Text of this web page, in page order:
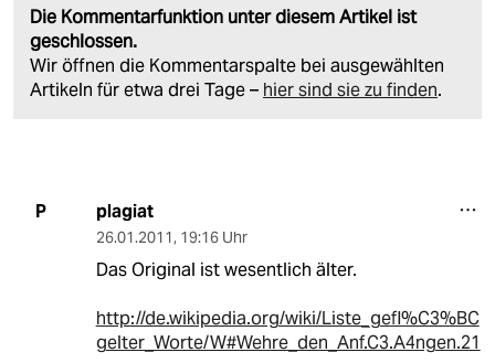
Die Kommentarfunktion unter diesem Artikel ist
geschlossen.
Wir öffnen die Kommentarspalte bei ausgewählten
Artikeln für etwa drei Tage – hier sind sie zu finden.
P plagiat
26.01.2011, 19:16 Uhr
Das Original ist wesentlich älter.
http://de.wikipedia.org/wiki/Liste_gefl%C3%BC
gelter_Worte/W#Wehre_den_Anf.C3.A4ngen.21